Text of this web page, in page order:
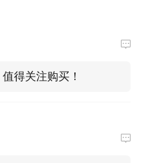
得关注购买！